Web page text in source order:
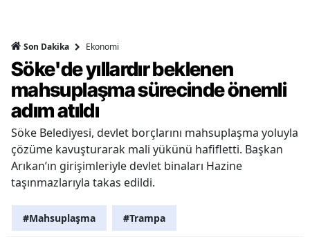
Son Dakika Ekonomi
Söke'de yıllardır beklenen
mahsuplaşma sürecinde önemli
adım atıldı
Söke Belediyesi, devlet borçlarını mahsuplaşma yoluyla
çözüme kavuşturarak mali yükünü hafifletti. Başkan
Arıkan’ın girişimleriyle devlet binaları Hazine
taşınmazlarıyla takas edildi.
#Mahsuplaşma #Trampa